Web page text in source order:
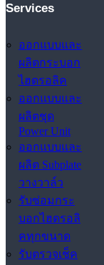
Services
ออกแบบและ
ผลิตกระบอก
ไฮดรอลิค
ออกแบบและ
ผลิตชุด
Power Unit
ออกแบบและ
ผลิต Subplate
วางวาล์ว
รับซ่อมกระ
บอกไฮดรอลิ
คทุกขนาด
รับตรวจเช็ค